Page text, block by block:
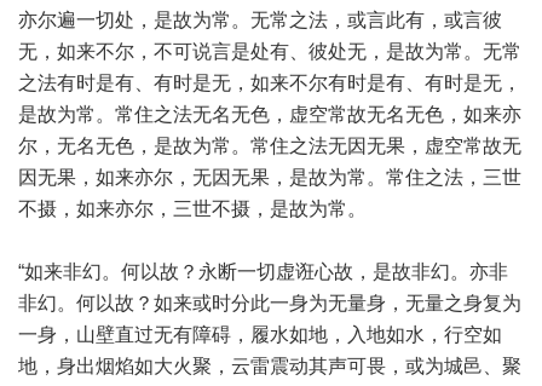
亦尔遍一切处，是故为常。无常之法，或言此有，或言彼
无，如来不尔，不可说言是处有、彼处无，是故为常。无常
之法有时是有、有时是无，如来不尔有时是有、有时是无，
是故为常。常住之法无名无色，虚空常故无名无色，如来亦
尔，无名无色，是故为常。常住之法无因无果，虚空常故无
因无果，如来亦尔，无因无果，是故为常。常住之法，三世
不摄，如来亦尔，三世不摄，是故为常。
“如来非幻。何以故？永断一切虚诳心故，是故非幻。亦非
非幻。何以故？如来或时分此一身为无量身，无量之身复为
一身，山壁直过无有障碍，履水如地，入地如水，行空如
地，身出烟焰如大火聚，云雷震动其声可畏，或为城邑、聚